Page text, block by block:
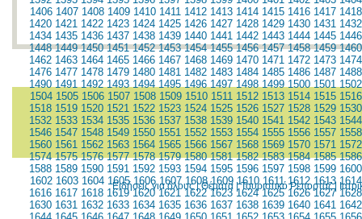
1406 1407 1408 1409 1410 1411 1412 1413 1414 1415 1416 1417 1418
1420 1421 1422 1423 1424 1425 1426 1427 1428 1429 1430 1431 1432
1434 1435 1436 1437 1438 1439 1440 1441 1442 1443 1444 1445 1446
1448 1449 1450 1451 1452 1453 1454 1455 1456 1457 1458 1459 1460
1462 1463 1464 1465 1466 1467 1468 1469 1470 1471 1472 1473 1474
1476 1477 1478 1479 1480 1481 1482 1483 1484 1485 1486 1487 1488
1490 1491 1492 1493 1494 1495 1496 1497 1498 1499 1500 1501 1502
1504 1505 1506 1507 1508 1509 1510 1511 1512 1513 1514 1515 1516
1518 1519 1520 1521 1522 1523 1524 1525 1526 1527 1528 1529 1530
1532 1533 1534 1535 1536 1537 1538 1539 1540 1541 1542 1543 1544
1546 1547 1548 1549 1550 1551 1552 1553 1554 1555 1556 1557 1558
1560 1561 1562 1563 1564 1565 1566 1567 1568 1569 1570 1571 1572
1574 1575 1576 1577 1578 1579 1580 1581 1582 1583 1584 1585 1586
1588 1589 1590 1591 1592 1593 1594 1595 1596 1597 1598 1599 1600
1602 1603 1604 1605 1606 1607 1608 1609 1610 1611 1612 1613 1614
1616 1617 1618 1619 1620 1621 1622 1623 1624 1625 1626 1627 1628
1630 1631 1632 1633 1634 1635 1636 1637 1638 1639 1640 1641 1642
Ειδήσεις για όλους|Θέματα|Τουριστικό Ρεπορτάζ|